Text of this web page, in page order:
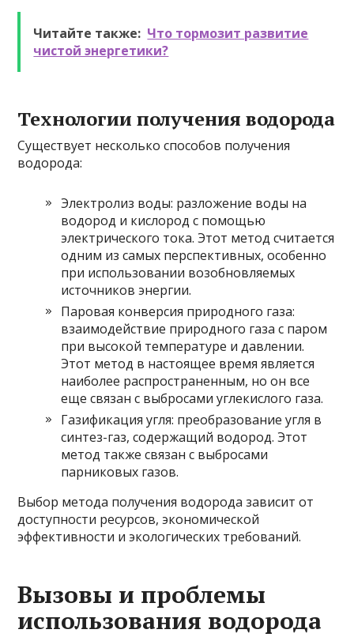
Читайте также: Что тормозит развитие
чистой энергетики?
Технологии получения водорода
Существует несколько способов получения
водорода:
Электролиз воды: разложение воды на
водород и кислород с помощью
электрического тока. Этот метод считается
одним из самых перспективных, особенно
при использовании возобновляемых
источников энергии.
Паровая конверсия природного газа:
взаимодействие природного газа с паром
при высокой температуре и давлении.
Этот метод в настоящее время является
наиболее распространенным, но он все
еще связан с выбросами углекислого газа.
Газификация угля: преобразование угля в
синтез-газ, содержащий водород. Этот
метод также связан с выбросами
парниковых газов.
Выбор метода получения водорода зависит от
доступности ресурсов, экономической
эффективности и экологических требований.
Вызовы и проблемы
использования водорода